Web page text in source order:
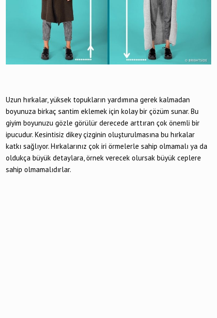
Uzun hırkalar, yüksek topukların yardımına gerek kalmadan
boyunuza birkaç santim eklemek için kolay bir çözüm sunar. Bu
giyim boyunuzu gözle görülür derecede arttıran çok önemli bir
ipucudur. Kesintisiz dikey çizginin oluşturulmasına bu hırkalar
katkı sağlıyor. Hırkalarınız çok iri örmelerle sahip olmamalı ya da
oldukça büyük detaylara, örnek verecek olursak büyük ceplere
sahip olmamalıdırlar.